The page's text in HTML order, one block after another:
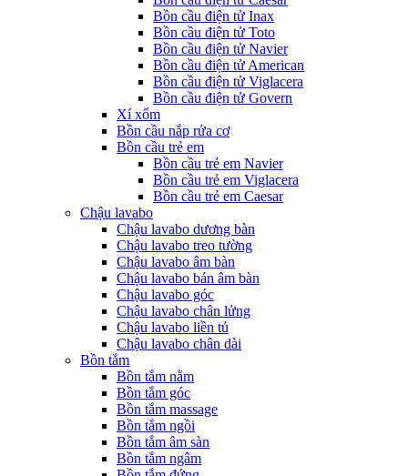
Bồn cầu điện tử Inax
Bồn cầu điện tử Toto
Bồn cầu điện tử Navier
Bồn cầu điện tử American
Bồn cầu điện tử Viglacera
Bồn cầu điện tử Govern
Xí xổm
Bồn cầu nắp rửa cơ
Bồn cầu trẻ em
Bồn cầu trẻ em Navier
Bồn cầu trẻ em Viglacera
Bồn cầu trẻ em Caesar
Chậu lavabo
Chậu lavabo dương bàn
Chậu lavabo treo tường
Chậu lavabo âm bàn
Chậu lavabo bán âm bàn
Chậu lavabo góc
Chậu lavabo chân lửng
Chậu lavabo liền tủ
Chậu lavabo chân dài
Bồn tắm
Bồn tắm nằm
Bồn tắm góc
Bồn tắm massage
Bồn tắm ngồi
Bồn tắm âm sàn
Bồn tắm ngâm